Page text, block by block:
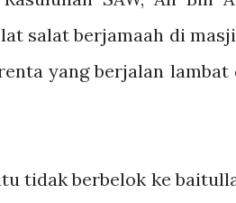
salat berjamaah di
yang berjalan lambat
tidak berbelok ke